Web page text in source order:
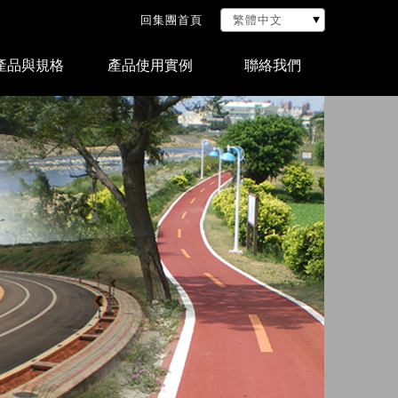
回集團首頁
品與規格 產品使用實例 聯絡我們